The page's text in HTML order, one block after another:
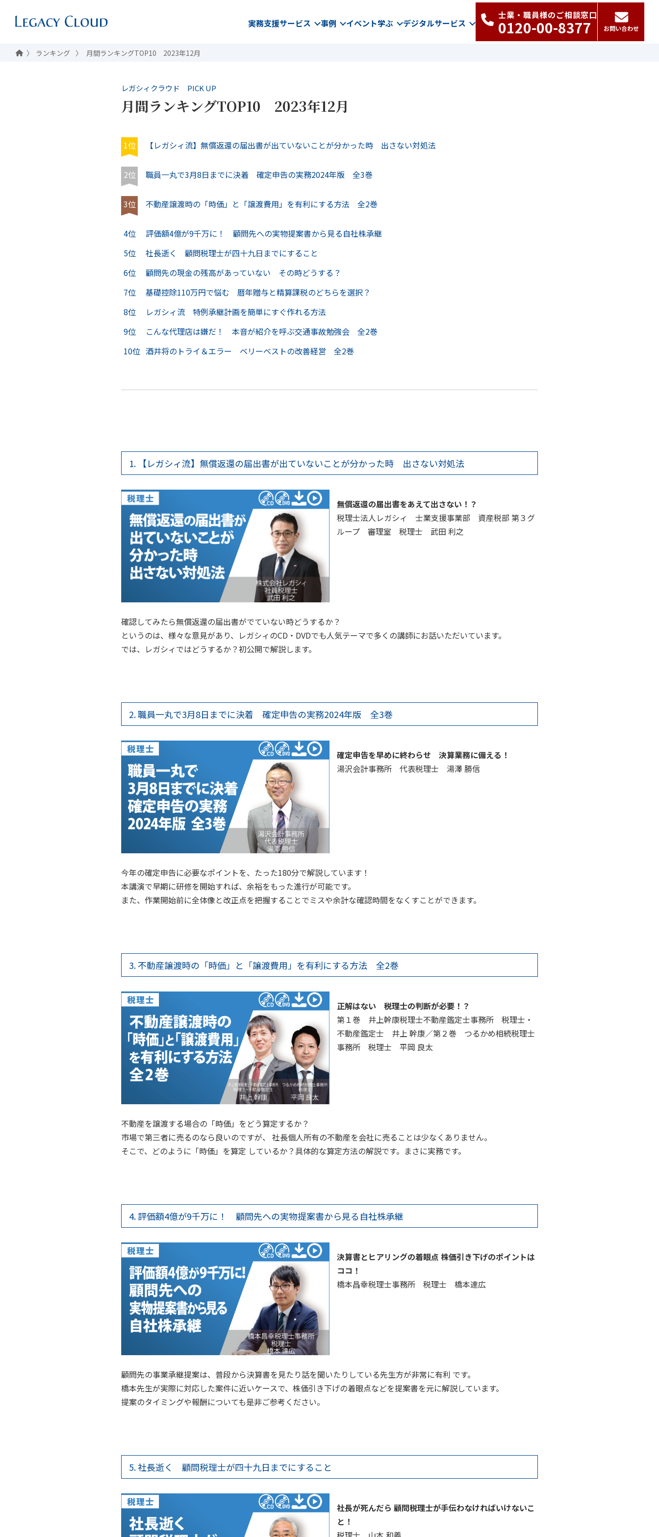
実務支援サービス 事例 イベント学ぶ デジタルサービス
士業・職員様のご相談窓口
0120-00-8377 お問い合わせ
ランキング 月間ランキングTOP10 2023年12月
レガシィクラウド PICK UP
月間ランキングTOP10 2023年12月
1位 【レガシィ流】無償返還の届出書が出ていないことが分かった時 出さない対処法
2位 職員一丸で3月8日までに決着 確定申告の実務2024年版 全3巻
3位 不動産譲渡時の「時価」と「譲渡費用」を有利にする方法 全2巻
4位
評価額4億が9千万に！ 顧問先への実物提案書から見る自社株承継
5位
社長逝く 顧問税理士が四十九日までにすること
6位
顧問先の現金の残高があっていない その時どうする？
7位
基礎控除110万円で悩む 暦年贈与と精算課税のどちらを選択？
8位
レガシィ流 特例承継計画を簡単にすぐ作れる方法
9位
こんな代理店は嫌だ！ 本音が紹介を呼ぶ交通事故勉強会 全2巻
10位 酒井将のトライ＆エラー ベリーベストの改善経営 全2巻
1. 【レガシィ流】無償返還の届出書が出ていないことが分かった時 出さない対処法
無償返還の届出書をあえて出さない！？
税理士法人レガシィ 士業支援事業部 資産税部 第３グ
ループ 審理室 税理士 武田 利之
確認してみたら無償返還の届出書がでていない時どうするか？
というのは、様々な意見があり、レガシィのCD・DVDでも人気テーマで多くの講師にお話いただいています。
では、レガシィではどうするか？初公開で解説します。
2. 職員一丸で3月8日までに決着 確定申告の実務2024年版 全3巻
確定申告を早めに終わらせ 決算業務に備える！
湯沢会計事務所 代表税理士 湯澤 勝信
今年の確定申告に必要なポイントを、たった180分で解説しています！
本講演で早期に研修を開始すれば、余裕をもった進行が可能です。
また、作業開始前に全体像と改正点を把握することでミスや余計な確認時間をなくすことができます。
3. 不動産譲渡時の「時価」と「譲渡費用」を有利にする方法 全2巻
正解はない 税理士の判断が必要！？
第１巻 井上幹康税理士不動産鑑定士事務所 税理士・
不動産鑑定士 井上 幹康／第２巻 つるかめ相続税理士
事務所 税理士 平岡 良太
不動産を譲渡する場合の「時価」をどう算定するか？
市場で第三者に売るのなら良いのですが、 社長個人所有の不動産を会社に売ることは少なくありません。
そこで、どのように「時価」を算定 しているか？具体的な算定方法の解説です。まさに実務です。
4. 評価額4億が9千万に！ 顧問先への実物提案書から見る自社株承継
決算書とヒアリングの着眼点 株価引き下げのポイントは
ココ！
橋本昌幸税理士事務所 税理士 橋本達広
顧問先の事業承継提案は、普段から決算書を見たり話を聞いたりしている先生方が非常に有利 です。
橋本先生が実際に対応した案件に近いケースで、株価引き下げの着眼点などを提案書を元に解説しています。
提案のタイミングや報酬についても是非ご参考ください。
5. 社長逝く 顧問税理士が四十九日までにすること
社長が死んだら 顧問税理士が手伝わなければいけないこ
と！